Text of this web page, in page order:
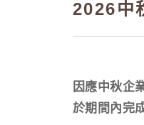
2026中
因應中秋企
於期間內完